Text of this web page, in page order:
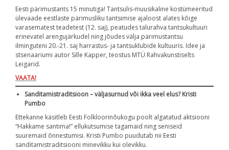
Eesti pärimustants 15 minutiga! Tantsulis-muusikaline kostümeeritud
ülevaade eestlaste pärimusliku tantsimise ajaloost alates kõige
varasematest teadetest (12. saj), peatudes talurahva tantsukultuuri
erinevatel arengujärkudel ning jõudes välja pärimustantsu
ilminguteni 20.-21. saj harrastus- ja tantsuklubide kultuuris. Idee ja
stsenaariumi autor Sille Kapper, teostus MTÜ Rahvakunstiselts
Leigarid.
VAATA!
Sanditamistraditsioon – väljasurnud või ikka veel elus? Kristi
Pumbo
Ettekanne käsitleb Eesti Folkloorinõukogu poolt algatatud aktsiooni
“Hakkame santima!” ellukutsumise tagamaid ning seniseid
suuremaid õnnestumisi. Kristi Pumbo puudutab nii Eesti
sanditamistraditsiooni minevikku kui olevikku.